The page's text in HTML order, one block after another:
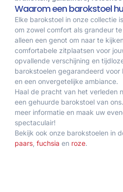
Waarom een barokstoel
Elke barokstoel in onze collectie
om zowel comfort als grandeur
alleen een genot om naar te
comfortabele zitplaatsen voor
opvallende verschijning en
barokstoelen gegarandeerd
en een onvergetelijke ambiance.
Haal de pracht van het verleden
een gehuurde barokstoel van
meer informatie en maak uw
spectaculair!
Bekijk ook onze barokstoelen in
paars, fuchsia en roze.